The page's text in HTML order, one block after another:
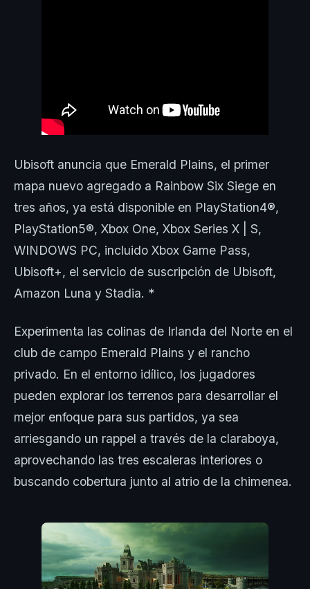
Ubisoft anuncia que Emerald Plains, el primer
mapa nuevo agregado a Rainbow Six Siege en
tres años, ya está disponible en PlayStation4®,
PlayStation5®, Xbox One, Xbox Series X | S,
WINDOWS PC, incluido Xbox Game Pass,
Ubisoft+, el servicio de suscripción de Ubisoft,
Amazon Luna y Stadia. *
Experimenta las colinas de Irlanda del Norte en el
club de campo Emerald Plains y el rancho
privado. En el entorno idílico, los jugadores
pueden explorar los terrenos para desarrollar el
mejor enfoque para sus partidos, ya sea
arriesgando un rappel a través de la claraboya,
aprovechando las tres escaleras interiores o
buscando cobertura junto al atrio de la chimenea.